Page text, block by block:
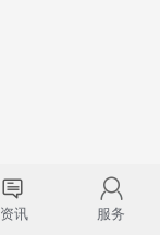
资讯 服务